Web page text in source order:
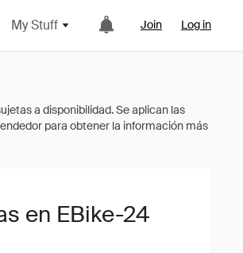
My Stuff Join Log in
en EBike-24